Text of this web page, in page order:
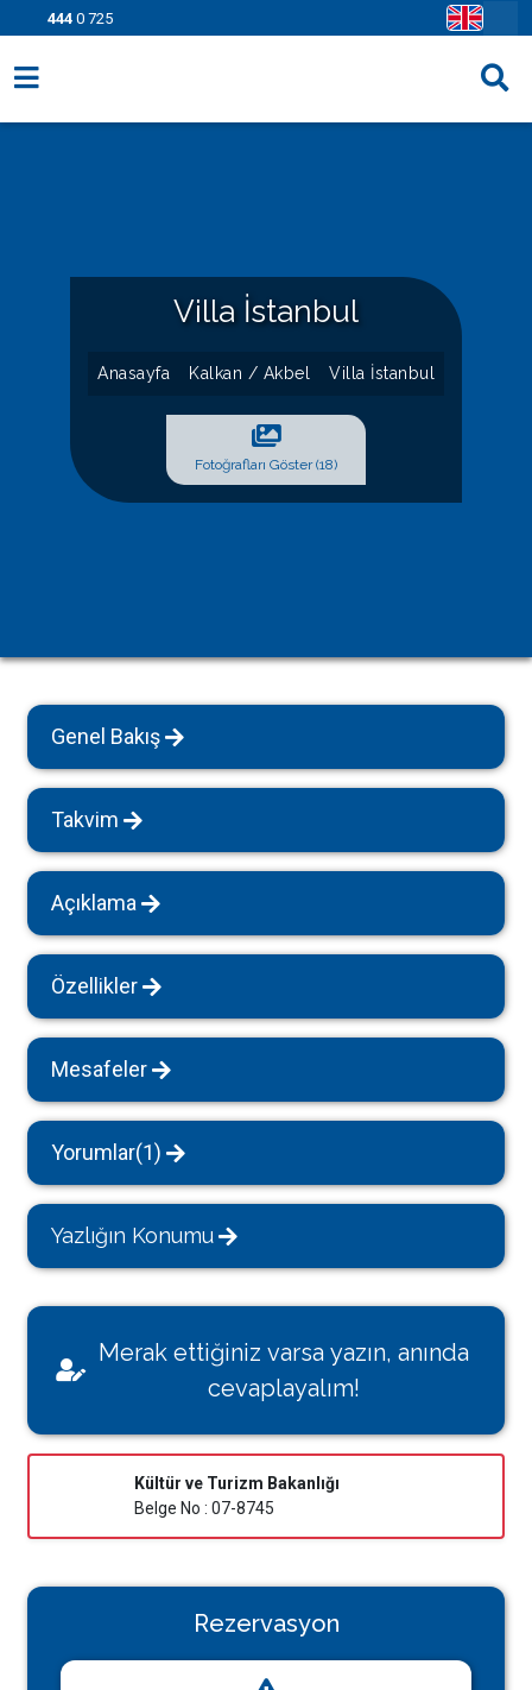
444 0 725
Villa İstanbul
Anasayfa Kalkan / Akbel Villa İstanbul
Fotoğrafları Göster (18)
Genel Bakış
Takvim
Açıklama
Özellikler
Mesafeler
Yorumlar(1)
Yazlığın Konumu
Merak ettiğiniz varsa yazın, anında
cevaplayalım!
Kültür ve Turizm Bakanlığı
Belge No : 07-8745
Rezervasyon